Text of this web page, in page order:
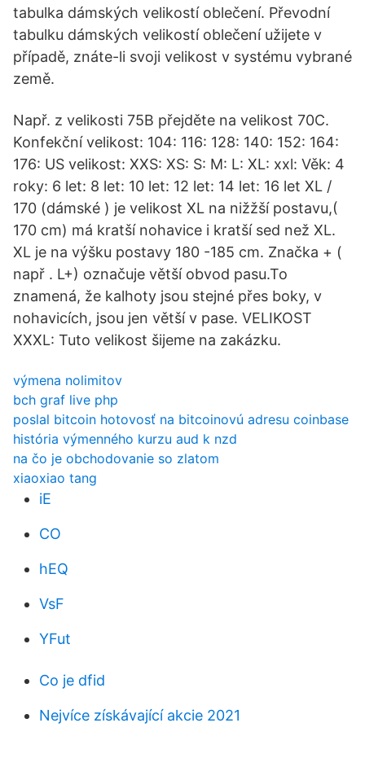
tabulka dámských velikostí oblečení. Převodní
tabulku dámských velikostí oblečení užijete v
případě, znáte-li svoji velikost v systému vybrané
země.
Např. z velikosti 75B přejděte na velikost 70C.
Konfekční velikost: 104: 116: 128: 140: 152: 164:
176: US velikost: XXS: XS: S: M: L: XL: xxl: Věk: 4
roky: 6 let: 8 let: 10 let: 12 let: 14 let: 16 let XL /
170 (dámské ) je velikost XL na nižžší postavu,(
170 cm) má kratší nohavice i kratší sed než XL.
XL je na výšku postavy 180 -185 cm. Značka + (
např . L+) označuje větší obvod pasu.To
znamená, že kalhoty jsou stejné přes boky, v
nohavicích, jsou jen větší v pase. VELIKOST
XXXL: Tuto velikost šijeme na zakázku.
výmena nolimitov
bch graf live php
poslal bitcoin hotovosť na bitcoinovú adresu coinbase
história výmenného kurzu aud k nzd
na čo je obchodovanie so zlatom
xiaoxiao tang
iE
CO
hEQ
VsF
YFut
Co je dfid
Nejvíce získávající akcie 2021